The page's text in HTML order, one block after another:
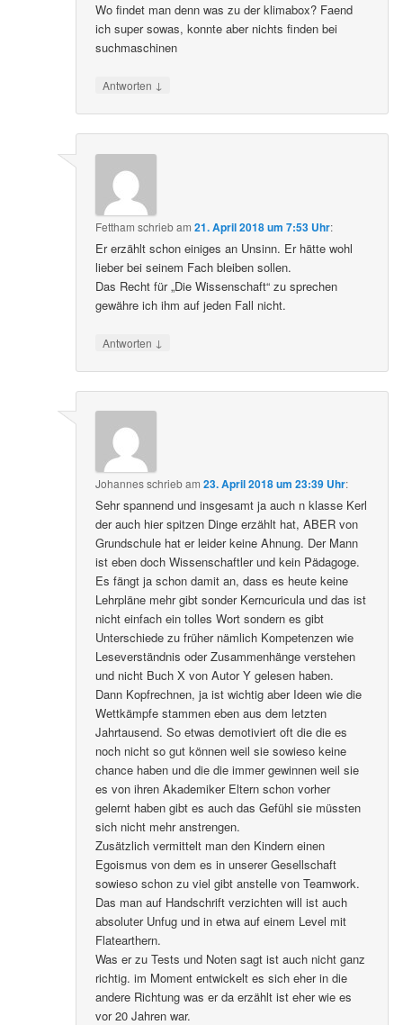
Wo findet man denn was zu der klimabox? Faend
ich super sowas, konnte aber nichts finden bei
suchmaschinen
Antworten ↓
Fettham schriebam21. April 2018 um 7:53 Uhr:
Er erzählt schon einiges an Unsinn. Er hätte wohl
lieber bei seinem Fach bleiben sollen.
Das Recht für „Die Wissenschaft“ zu sprechen
gewähre ich ihm auf jeden Fall nicht.
Antworten ↓
Johannesschriebam23. April 2018 um 23:39 Uhr:
Sehr spannend und insgesamt ja auch n klasse Kerl
der auch hier spitzen Dinge erzählt hat, ABER von
Grundschule hat er leider keine Ahnung. Der Mann
ist eben doch Wissenschaftler und kein Pädagoge.
Es fängt ja schon damit an, dass es heute keine
Lehrpläne mehr gibt sonder Kerncuricula und das ist
nicht einfach ein tolles Wort sondern es gibt
Unterschiede zu früher nämlich Kompetenzen wie
Leseverständnis oder Zusammenhänge verstehen
und nicht Buch X von Autor Y gelesen haben.
Dann Kopfrechnen, ja ist wichtig aber Ideen wie die
Wettkämpfe stammen eben aus dem letzten
Jahrtausend. So etwas demotiviert oft die die es
noch nicht so gut können weil sie sowieso keine
chance haben und die die immer gewinnen weil sie
es von ihren Akademiker Eltern schon vorher
gelernt haben gibt es auch das Gefühl sie müssten
sich nicht mehr anstrengen.
Zusätzlich vermittelt man den Kindern einen
Egoismus von dem es in unserer Gesellschaft
sowieso schon zu viel gibt anstelle von Teamwork.
Das man auf Handschrift verzichten will ist auch
absoluter Unfug und in etwa auf einem Level mit
Flatearthern.
Was er zu Tests und Noten sagt ist auch nicht ganz
richtig. im Moment entwickelt es sich eher in die
andere Richtung was er da erzählt ist eher wie es
vor 20 Jahren war.